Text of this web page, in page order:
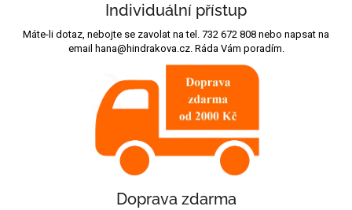
Individuální přístup
Máte-li dotaz, nebojte se zavolat na tel. 732 672 808 nebo napsat na
email hana@hindrakova.cz. Ráda Vám poradím.
Doprava zdarma